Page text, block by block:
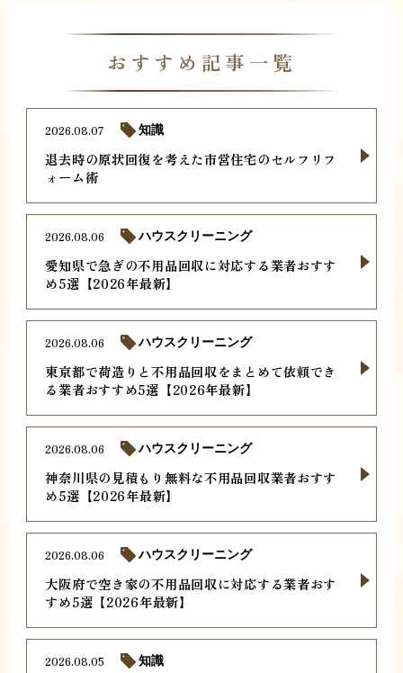
おすすめ記事一覧
退去時の原状回復を考えた市営住宅のセルフリフ
ォーム術
2026.08.07 知識
愛知県で急ぎの不用品回収に対応する業者おすす
め5選【2026年最新】
2026.08.06 ハウスクリーニング
東京都で荷造りと不用品回収をまとめて依頼でき
る業者おすすめ5選【2026年最新】
2026.08.06 ハウスクリーニング
神奈川県の見積もり無料な不用品回収業者おすす
め5選【2026年最新】
2026.08.06 ハウスクリーニング
大阪府で空き家の不用品回収に対応する業者おす
すめ5選【2026年最新】
2026.08.06 ハウスクリーニング
2026.08.05 知識